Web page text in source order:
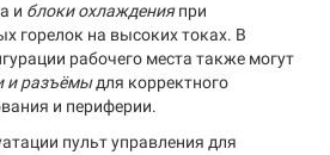
и блоки охлажденияпри
горелок на высоких токах. В
рабочего места также могут
и разъёмыдля корректного
и периферии.
пульт управления для